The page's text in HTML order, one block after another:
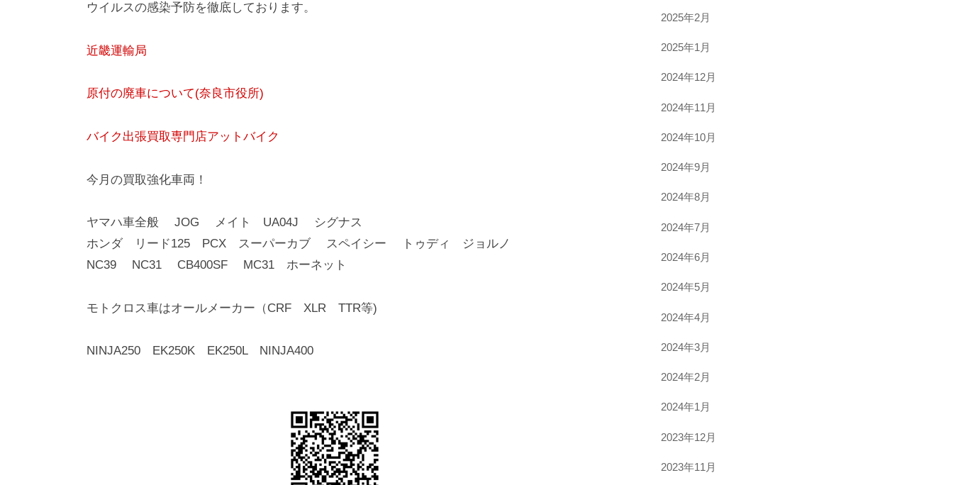
ウイルスの感染予防を徹底しております。
近畿運輸局
原付の廃車について(奈良市役所)
バイク出張買取専門店アットバイク
今月の買取強化車両！
ヤマハ車全般 JOG メイト UA04J シグナス
ホンダ リード125 PCX スーパーカブ スペイシー トゥディ ジョルノ
NC39 NC31 CB400SF MC31 ホーネット
モトクロス車はオールメーカー（CRF XLR TTR等)
NINJA250 EK250K EK250L NINJA400
2025年2月
2025年1月
2024年12月
2024年11月
2024年10月
2024年9月
2024年8月
2024年7月
2024年6月
2024年5月
2024年4月
2024年3月
2024年2月
2024年1月
2023年12月
2023年11月